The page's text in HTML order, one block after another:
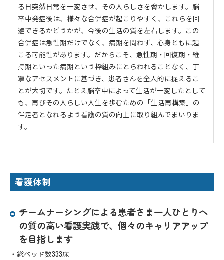
る日突然日常を一変させ、その人らしさを脅かします。脳
卒中発症後は、様々な合併症が起こりやすく、これらを回
避できるかどうかが、今後の生活の質を左右します。この
合併症は急性期だけでなく、病期を問わず、心身ともに起
こる可能性があります。だからこそ、急性期・回復期・維
持期といった病期という枠組みにとらわれることなく、丁
寧なアセスメントに基づき、患者さんを全人的に捉えるこ
とが大切です。たとえ脳卒中によって生活が一変したとして
も、再びその人らしい人生を歩むための「生活再構築」の
伴走者となれるよう看護の質の向上に取り組んでまいりま
す。
看護体制
チームナーシングによる患者さま一人ひとりへ
の質の高い看護実践で、個々のキャリアアップ
を目指します
・総ベッド数333床